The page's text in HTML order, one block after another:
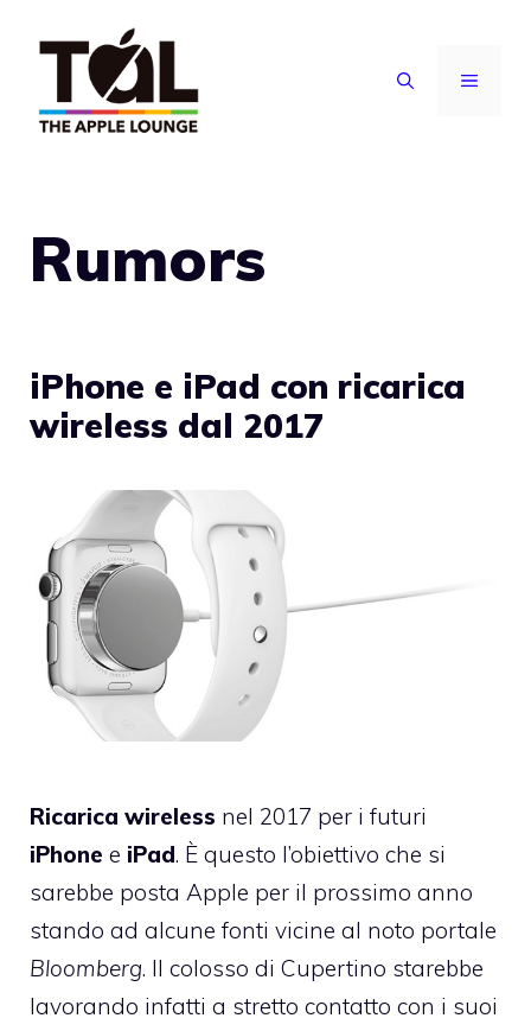
contenuto
MENU
Rumors
iPhone e iPad con ricarica
wireless dal 2017
Ricarica wireless nel 2017 per i futuri
iPhone e iPad. È questo l’obiettivo che si
sarebbe posta Apple per il prossimo anno
stando ad alcune fonti vicine al noto portale
Bloomberg. Il colosso di Cupertino starebbe
lavorando infatti a stretto contatto con i suoi